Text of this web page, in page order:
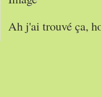
Ah j'ai trouvé ça,